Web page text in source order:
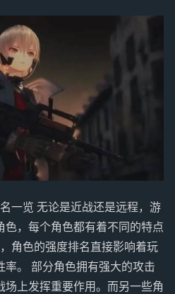
一览 无论是近战还是远程，游
色，每个角色都有着不同的特点
角色的强度排名直接影响着玩
率。 部分角色拥有强大的攻击
上发挥重要作用。而另一些角